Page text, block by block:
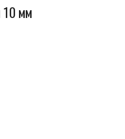
10 мм